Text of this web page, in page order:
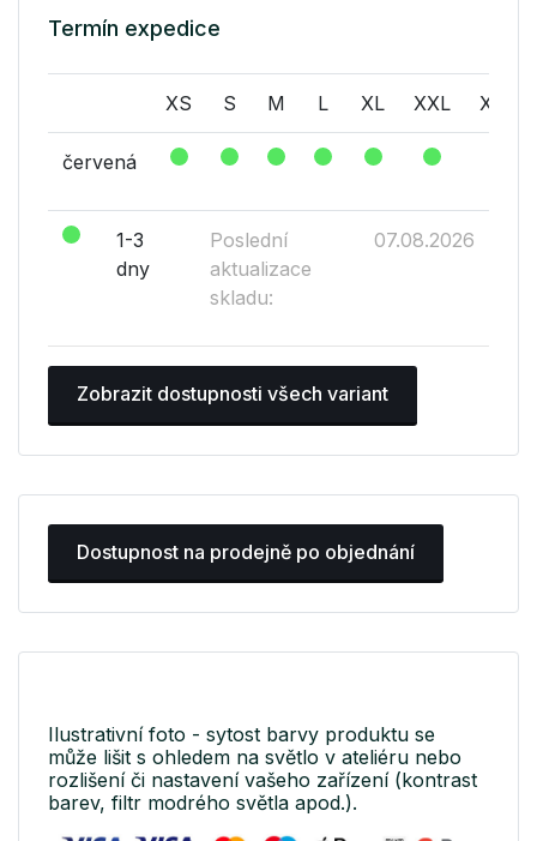
Termín expedice
XS S M L XL XXL XXXL
červená
1-3
dny
Poslední
aktualizace
skladu:
07.08.2026
Zobrazit dostupnosti všech variant
Dostupnost na prodejně po objednání
Ilustrativní foto - sytost barvy produktu se
může lišit s ohledem na světlo v ateliéru nebo
rozlišení či nastavení vašeho zařízení (kontrast
barev, filtr modrého světla apod.).